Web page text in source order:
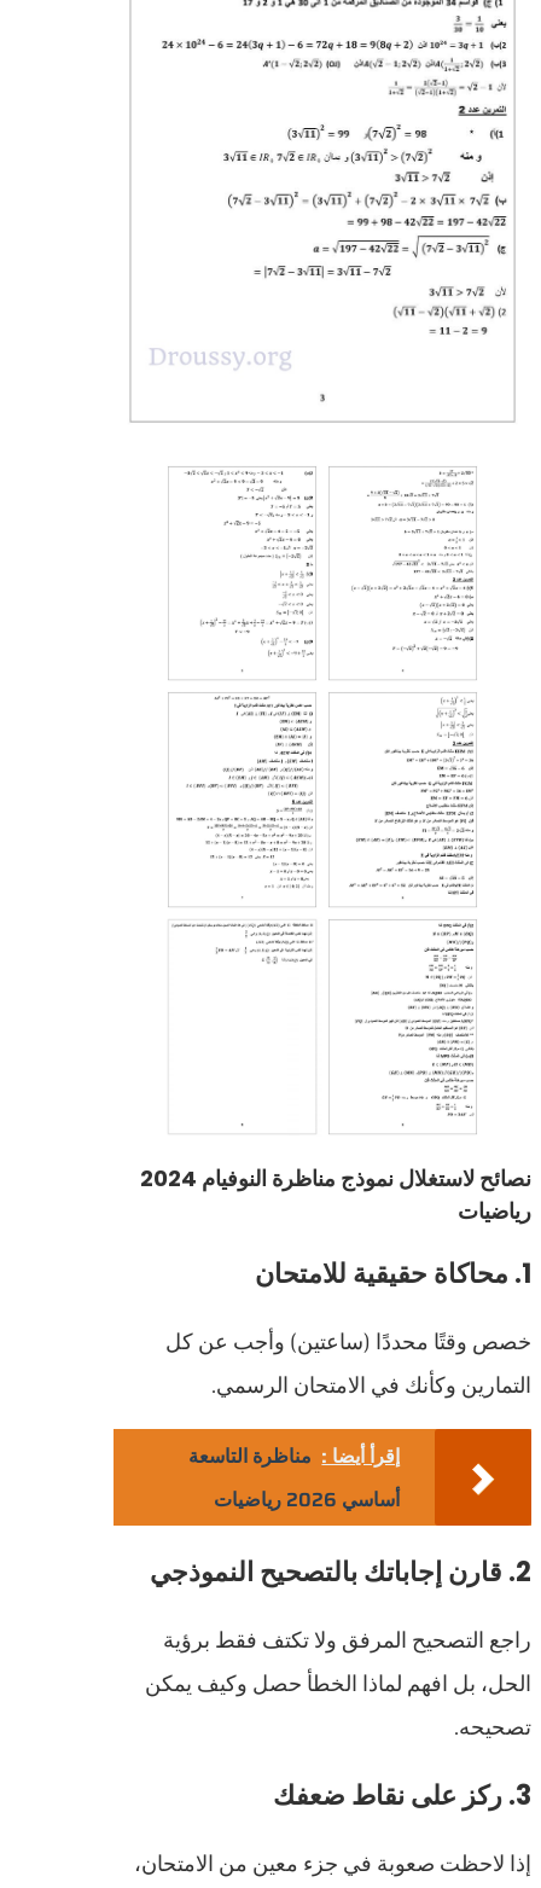
نصائح لاستغلال نموذج مناظرة النوفيام 2024
رياضيات
1. محاكاة حقيقية للامتحان
خصص وقتًا محددًا (ساعتين) وأجب عن كل
التمارين وكأنك في الامتحان الرسمي.
إقرأ أيضا : مناظرة التاسعة
أساسي 2026 رياضيات
2. قارن إجاباتك بالتصحيح النموذجي
راجع التصحيح المرفق ولا تكتف فقط برؤية
الحل، بل افهم لماذا الخطأ حصل وكيف يمكن
تصحيحه.
3. ركز على نقاط ضعفك
إذا لاحظت صعوبة في جزء معين من الامتحان،